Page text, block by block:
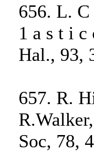
656. L. C
1 a s t і
Hal., 93,
657. R.
Soc, 78,